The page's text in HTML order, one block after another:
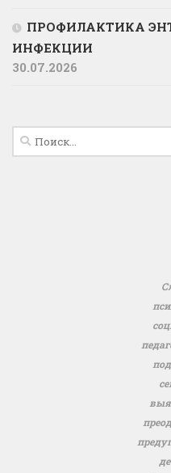
ПРОФИЛАКТИКА
ИНФЕКЦИИ
30.07.2026
Найти: